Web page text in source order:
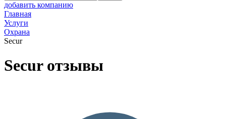
добавить компанию
Главная
Услуги
Охрана
Secur
Secur отзывы